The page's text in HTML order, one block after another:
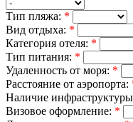
Тип пляжа: *
Вид отдыха: *
Категория отеля: *
Тип питания: *
Удаленность от моря: *
Расстояние от аэропорта:
Наличие инфраструктуры
Визовое оформление: *